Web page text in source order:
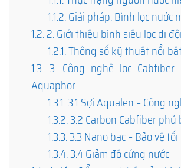
1.1.2.Giải pháp: Bình lọc nước
1.2.2. Giới thiệu bình siêu lọc di
1.2.1.Thông số kỹ thuật nổi bật
1.3. 3. Công nghệ lọc
Aquaphor
1.3.1.3.1 Sợi Aqualen – Công
1.3.2.3.2 Carbon Cabfiber phủ
1.3.3.3.3 Nano bạc – Bảo vệ tối
1.3.4.3.4 Giảm độ cứng nước